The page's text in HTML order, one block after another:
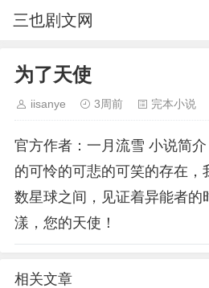
三也剧文网
为了天使
iisanye 3周前 完本小说
官方作者：一月流雪 小说简
的可怜的可悲的可笑的存在，
数星球之间，见证着异能者的
漾，您的天使！
相关文章